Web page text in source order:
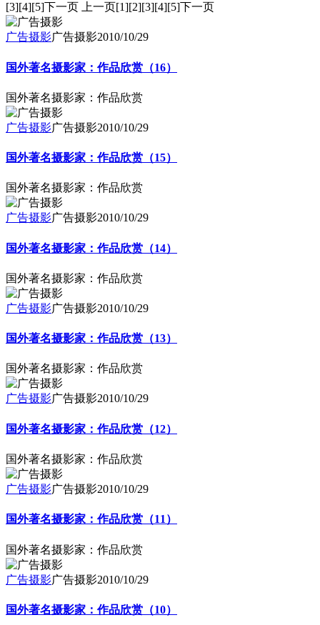
[3][4][5]下一页 上一页[1][2][3][4][5]下一页
广告摄影广告摄影2010/10/29
国外著名摄影家：作品欣赏（16）
国外著名摄影家：作品欣赏
广告摄影广告摄影2010/10/29
国外著名摄影家：作品欣赏（15）
国外著名摄影家：作品欣赏
广告摄影广告摄影2010/10/29
国外著名摄影家：作品欣赏（14）
国外著名摄影家：作品欣赏
广告摄影广告摄影2010/10/29
国外著名摄影家：作品欣赏（13）
国外著名摄影家：作品欣赏
广告摄影广告摄影2010/10/29
国外著名摄影家：作品欣赏（12）
国外著名摄影家：作品欣赏
广告摄影广告摄影2010/10/29
国外著名摄影家：作品欣赏（11）
国外著名摄影家：作品欣赏
广告摄影广告摄影2010/10/29
国外著名摄影家：作品欣赏（10）